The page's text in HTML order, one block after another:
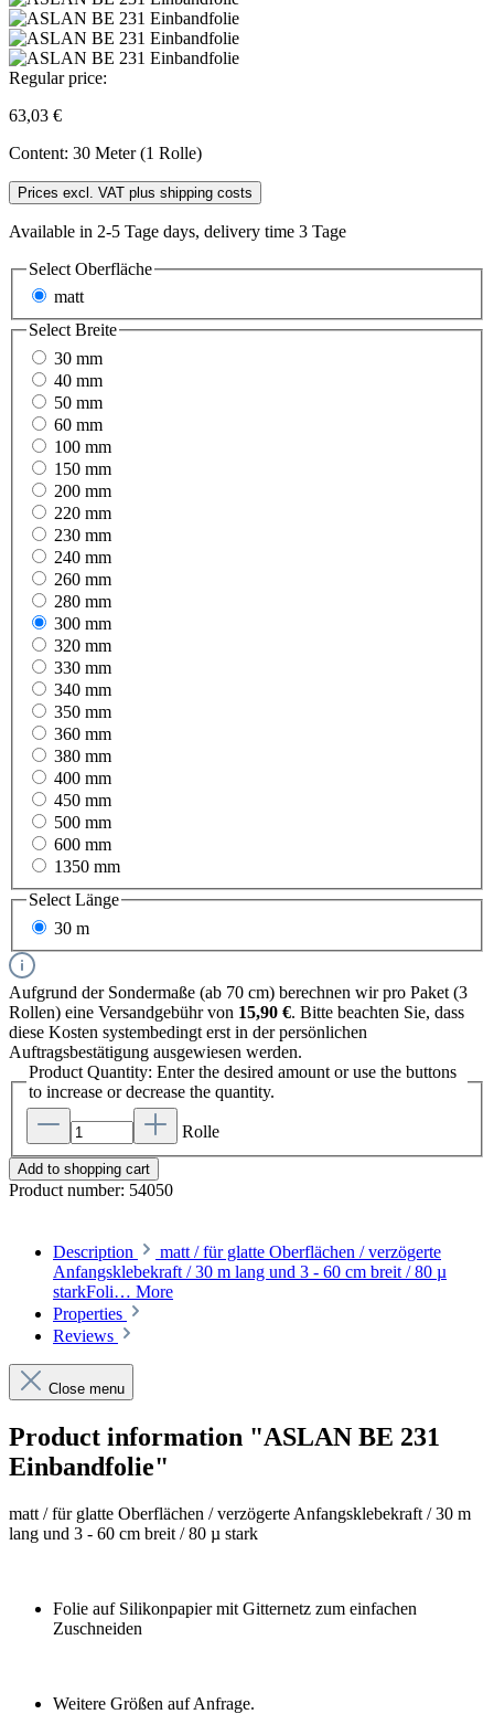
Regular price:
63,03 €
Content: 30 Meter (1 Rolle)
Prices excl. VAT plus shipping costs
Available in 2-5 Tage days, delivery time 3 Tage
Select Oberfläche
matt
SelectBreite
30 mm
40 mm
50 mm
60 mm
100 mm
150 mm
200 mm
220 mm
230 mm
240 mm
260 mm
280 mm
300 mm
320 mm
330 mm
340 mm
350 mm
360 mm
380 mm
400 mm
450 mm
500 mm
600 mm
1350 mm
Select Länge
30 m
Aufgrund der Sondermaße (ab 70 cm) berechnen wir pro Paket (3
Rollen) eine Versandgebühr von 15,90 €. Bitte beachten Sie, dass
diese Kosten systembedingt erst in der persönlichen
Auftragsbestätigung ausgewiesen werden.
Product Quantity: Enter the desired amount or use the buttons
to increase or decrease the quantity.
Rolle
Add to shopping cart
Product number: 54050
Description
matt / für glatte Oberflächen / verzögerte
Anfangsklebekraft / 30 m lang und 3 - 60 cm breit / 80 µ
starkFoli… More
Properties
Reviews
Close menu
Product information "ASLAN BE 231
Einbandfolie"
matt / für glatte Oberflächen /verzögerte Anfangsklebekraft /30 m
lang und 3 - 60 cm breit /80 µ stark
Folie auf Silikonpapier mit Gitternetz zum einfachen
Zuschneiden
Weitere Größen auf Anfrage.